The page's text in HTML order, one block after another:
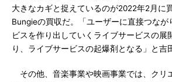
大きなカギと捉えているのが2022年2月に
Bungieの買収だ。「ユーザーに直接つなが
ビスを作り出していくライブサービスの展
り、ライブサービスの起爆剤となる」と吉
その他、音楽事業や映画事業では、クリ